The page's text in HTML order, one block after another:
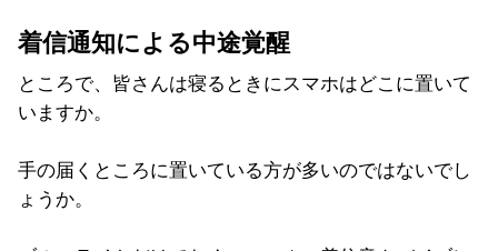
着信通知による中途覚醒
ところで、皆さんは寝るときにスマホはどこに置いて
いますか。
手の届くところに置いている方が多いのではないでし
ょうか。